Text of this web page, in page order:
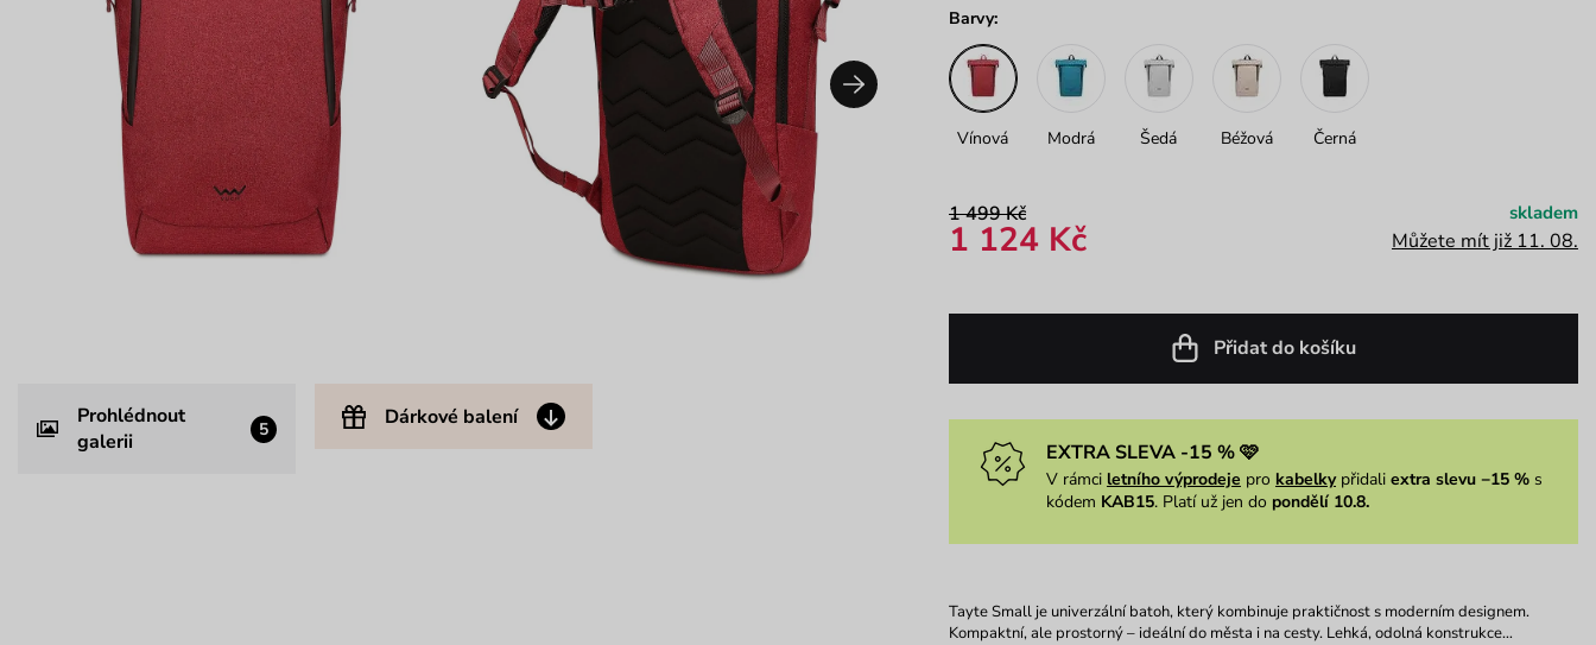
Prohlédnout
galerii
5 Dárkové balení
Barvy:
Vínová Modrá Šedá Béžová Černá
1 499 Kč
1 124 Kč
skladem
Můžete mít již 11. 08.
Přidat do košíku
EXTRA SLEVA -15 % 🩷
V rámci letního výprodeje pro kabelkypřidali extra slevu −15 %s
kódem KAB15. Platí už jen do pondělí 10.8.
Tayte Small je univerzální batoh, který kombinuje praktičnost s moderním designem.
Kompaktní, ale prostorný – ideální do města i na cesty. Lehká, odolná konstrukce…